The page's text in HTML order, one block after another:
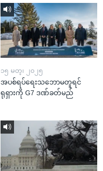
၁၅ မတ္၊ ၂၀၂၅
အပစ်ရပ်ရေးသဘောမတူရင်
ရုရှားကို G7 ဒဏ်ခတ်မည်